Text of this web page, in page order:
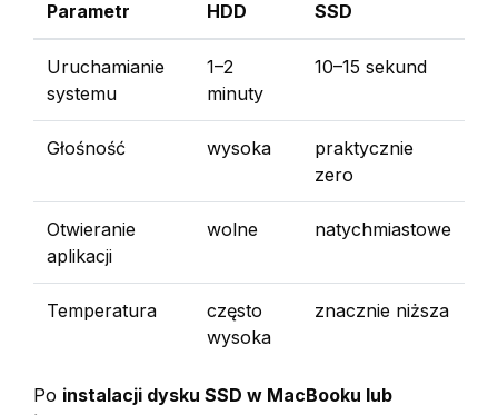
Parametr HDD SSD
Uruchamianie
systemu
1–2
minuty
10–15 sekund
Głośność wysoka
praktycznie
zero
Otwieranie
aplikacji
wolne natychmiastowe
Temperatura
często
wysoka
znacznie niższa
Po instalacji dysku SSD w MacBooku lub